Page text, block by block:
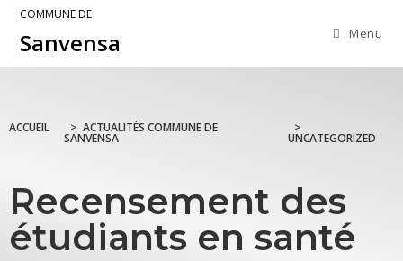
COMMUNE DE
Sanvensa Menu
ACCUEIL > ACTUALITÉS COMMUNE DE
SANVENSA
>
UNCATEGORIZED
Recensement des
étudiants en santé